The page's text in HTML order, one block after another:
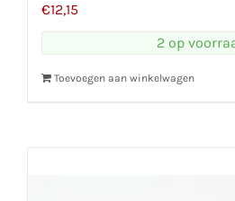
€12,15
2 op
Toevoegen aan winkelwagen